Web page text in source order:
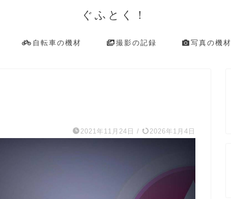
ぐふとく！
自転車の機材 撮影の記録 写真の機材
2021年11月24日 / 2026年1月4日